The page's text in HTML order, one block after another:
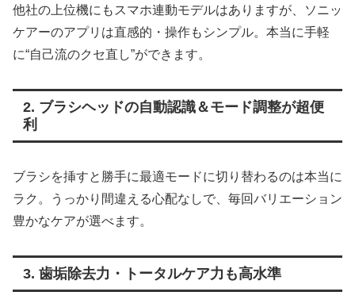
他社の上位機にもスマホ連動モデルはありますが、ソニッ
ケアーのアプリは直感的・操作もシンプル。本当に手軽
に“自己流のクセ直し”ができます。
2. ブラシヘッドの自動認識＆モード調整が超便
利
ブラシを挿すと勝手に最適モードに切り替わるのは本当に
ラク。うっかり間違える心配なしで、毎回バリエーション
豊かなケアが選べます。
3. 歯垢除去力・トータルケア力も高水準